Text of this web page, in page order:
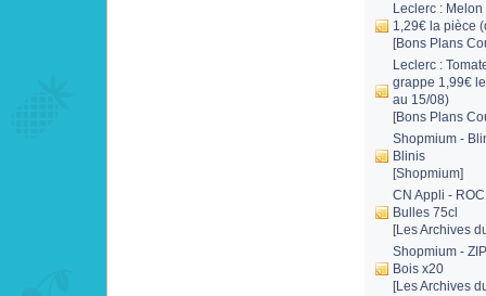
Leclerc :
1,29€ la pièce
[Bons Plans
Leclerc :
grappe 1,99€
au 15/08)
[Bons Plans
Shopmium -
Blinis
[Shopmium]
CN Appli -
Bulles 75cl
[Les Archives
Shopmium -
Bois x20
[Les Archives